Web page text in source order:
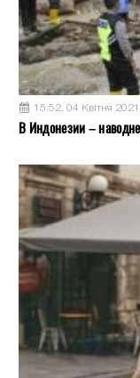
15:52, 04 Квітня 2021
В Индонезии –